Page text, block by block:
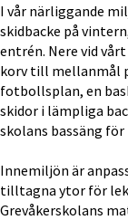
I vår närliggande
skidbacke på
entrén. Nere vid
korv till mellanmål
fotbollsplan, en
skidor i lämpliga
skolans bassäng för
Innemiljön är
tilltagna ytor för lek
Grevåkerskolans